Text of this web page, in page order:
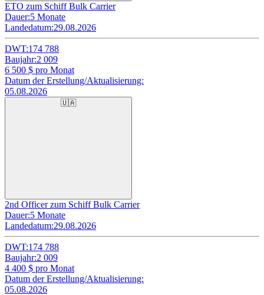
ETO zum Schiff Bulk Carrier
Dauer:5 Monate
Landedatum:29.08.2026
DWT:174 788
Baujahr:2 009
6 500 $ pro Monat
Datum der Erstellung/Aktualisierung:
05.08.2026
🇺🇦
2nd Officer zum Schiff Bulk Carrier
Dauer:5 Monate
Landedatum:29.08.2026
DWT:174 788
Baujahr:2 009
4 400 $ pro Monat
Datum der Erstellung/Aktualisierung:
05.08.2026